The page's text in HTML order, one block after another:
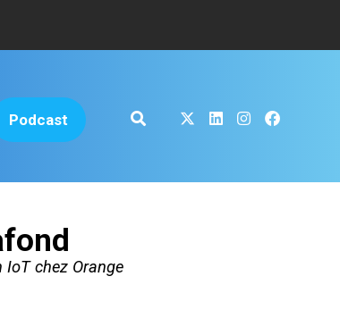
Podcast
chez Orange